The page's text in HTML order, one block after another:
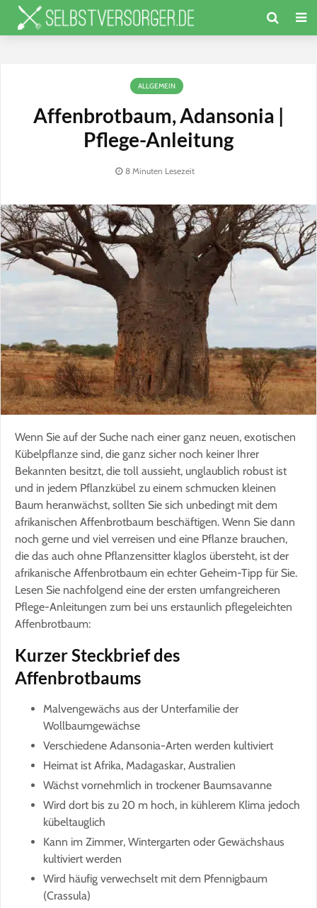
ALLGEMEIN
Affenbrotbaum, Adansonia |
Pflege-Anleitung
8 Minuten Lesezeit
Wenn Sie auf der Suche nach einer ganz neuen, exotischen
Kübelpflanze sind, die ganz sicher noch keiner Ihrer
Bekannten besitzt, die toll aussieht, unglaublich robust ist
und in jedem Pflanzkübel zu einem schmucken kleinen
Baum heranwächst, sollten Sie sich unbedingt mit dem
afrikanischen Affenbrotbaum beschäftigen. Wenn Sie dann
noch gerne und viel verreisen und eine Pflanze brauchen,
die das auch ohne Pflanzensitter klaglos übersteht, ist der
afrikanische Affenbrotbaum ein echter Geheim-Tipp für Sie.
Lesen Sie nachfolgend eine der ersten umfangreicheren
Pflege-Anleitungen zum bei uns erstaunlich pflegeleichten
Affenbrotbaum:
Kurzer Steckbrief des
Affenbrotbaums
Malvengewächs aus der Unterfamilie der
Wollbaumgewächse
Verschiedene Adansonia-Arten werden kultiviert
Heimat ist Afrika, Madagaskar, Australien
Wächst vornehmlich in trockener Baumsavanne
Wird dort bis zu 20 m hoch, in kühlerem Klima jedoch
kübeltauglich
Kann im Zimmer, Wintergarten oder Gewächshaus
kultiviert werden
Wird häufig verwechselt mit dem Pfennigbaum
(Crassula)